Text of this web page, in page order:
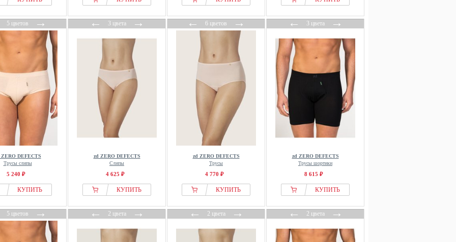
5 цветов→
ZERO DEFECTS
Трусы слипы
5 240 ₽
КУПИТЬ
←3 цвета→
zd ZERO DEFECTS
Слипы
4 625 ₽
КУПИТЬ
←6 цветов→
zd ZERO DEFECTS
Трусы
4 770 ₽
КУПИТЬ
←3 цвета→
zd ZERO DEFECTS
Трусы шортики
8 615 ₽
КУПИТЬ
5 цветов→ ←2 цвета→ ←2 цвета→ ←2 цвета→